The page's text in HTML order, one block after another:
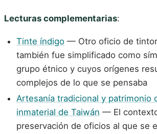
Lecturas complementarias:
Tinte índigo — Otro oficio de
también fue simplificado como
grupo étnico y cuyos orígenes
complejos de lo que se pensaba
Artesanía tradicional y patrimonio
inmaterial de Taiwán — El
preservación de oficios al que se